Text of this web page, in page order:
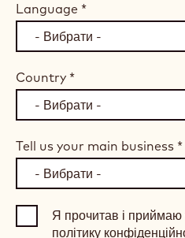
Language *
Country *
Tell us your main business *
Я прочитав і
політику